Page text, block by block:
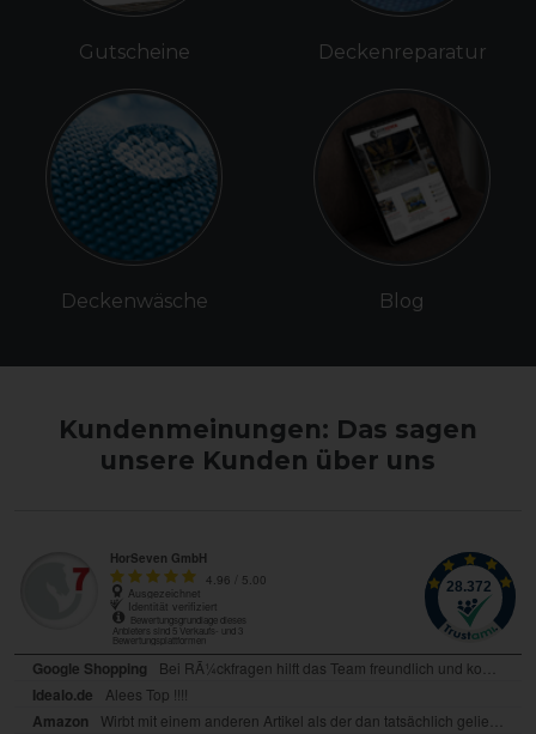
Gutscheine
Deckenwäsche
Deckenreparatur
Blog
Kundenmeinungen: Das sagen
unsere Kunden über uns